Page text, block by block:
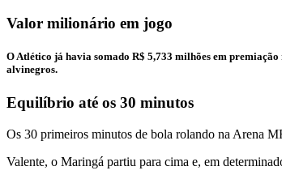
Valor milionário em jogo
O Atlético já havia somado R$ 5,733 milhões em
alvinegros.
Equilíbrio até os 30 minutos
Os 30 primeiros minutos de bola rolando na Arena
Valente, o Maringá partiu para cima e, em